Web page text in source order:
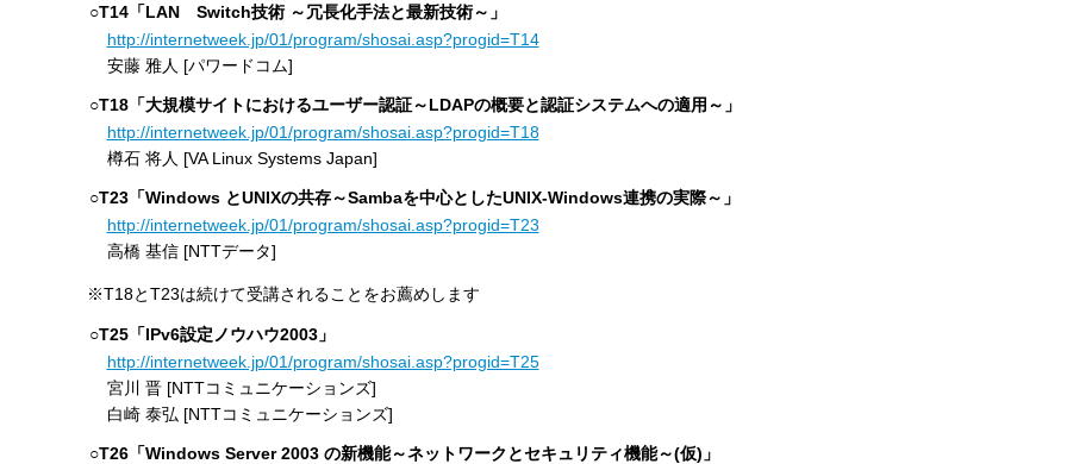
○T14「LAN Switch技術 ～冗長化手法と最新技術～」
http://internetweek.jp/01/program/shosai.asp?progid=T14
安藤 雅人 [パワードコム]
○T18「大規模サイトにおけるユーザー認証～LDAPの概要と認証システムへの適用～」
http://internetweek.jp/01/program/shosai.asp?progid=T18
樽石 将人 [VA Linux Systems Japan]
○T23「Windows とUNIXの共存～Sambaを中心としたUNIX-Windows連携の実際～」
http://internetweek.jp/01/program/shosai.asp?progid=T23
高橋 基信 [NTTデータ]
※T18とT23は続けて受講されることをお薦めします
○T25「IPv6設定ノウハウ2003」
http://internetweek.jp/01/program/shosai.asp?progid=T25
宮川 晋 [NTTコミュニケーションズ]
白崎 泰弘 [NTTコミュニケーションズ]
○T26「Windows Server 2003 の新機能～ネットワークとセキュリティ機能～(仮)」